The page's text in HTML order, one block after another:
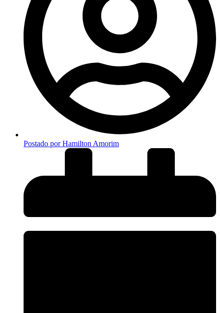
Postado porHamilton Amorim